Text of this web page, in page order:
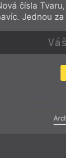
čísla
Jednou za